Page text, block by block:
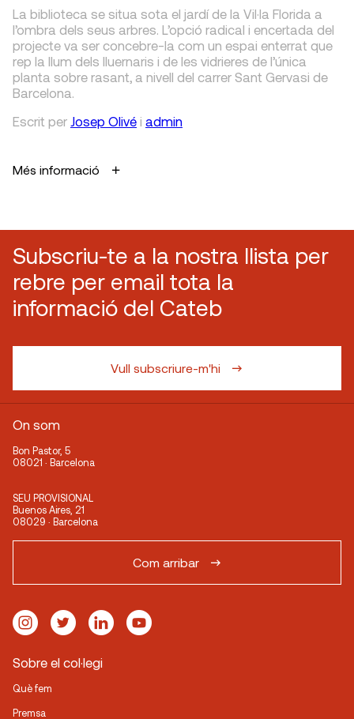
La biblioteca se situa sota el jardí de la Vil·la Florida a
l’ombra dels seus arbres. L’opció radical i encertada del
projecte va ser concebre-la com un espai enterrat que
rep la llum dels lluernaris i de les vidrieres de l’única
planta sobre rasant, a nivell del carrer Sant Gervasi de
Barcelona.
Escrit per Josep Olivé i admin
Més informació
Subscriu-te a la nostra llista per
rebre per email tota la
informació del Cateb
Vull subscriure-m'hi
On som
Bon Pastor, 5
08021 · Barcelona
SEU PROVISIONAL
Buenos Aires, 21
08029 · Barcelona
Com arribar
Sobre el col·legi
Què fem
Premsa